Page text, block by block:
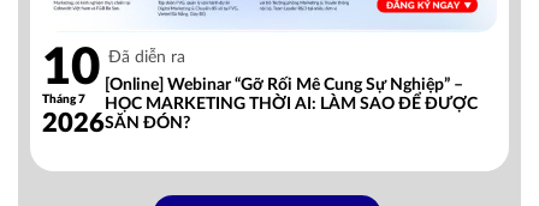
10
Tháng 7
2026
Đã diễn ra
[Online] Webinar “Gỡ Rối Mê Cung Sự Nghiệp” –
HỌC MARKETING THỜI AI: LÀM SAO ĐỂ ĐƯỢC
SĂN ĐÓN?